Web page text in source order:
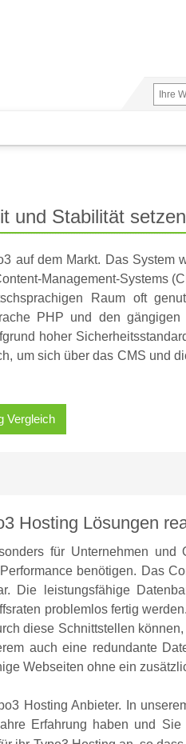
und Stabilität setzen
auf dem Markt. Das System
Management-Systems
Raum oft
PHP und den
hoher
um sich über das CMS und
Vergleich
Hosting Lösungen
für Unternehmen und
benötigen. Das
leistungsfähige
problemlos fertig
diese Schnittstellen
auch eine redundante
Webseiten ohne ein
Hosting Anbieter. In
Erfahrung haben und